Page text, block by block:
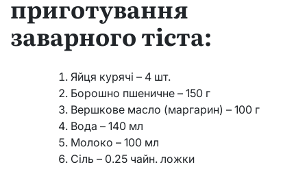
приготування
заварного тіста:
Яйця курячі – 4 шт.
Борошно пшеничне – 150 г
Вершкове масло (маргарин) – 100 г
Вода – 140 мл
Молоко – 100 мл
Сіль – 0.25 чайн. ложки